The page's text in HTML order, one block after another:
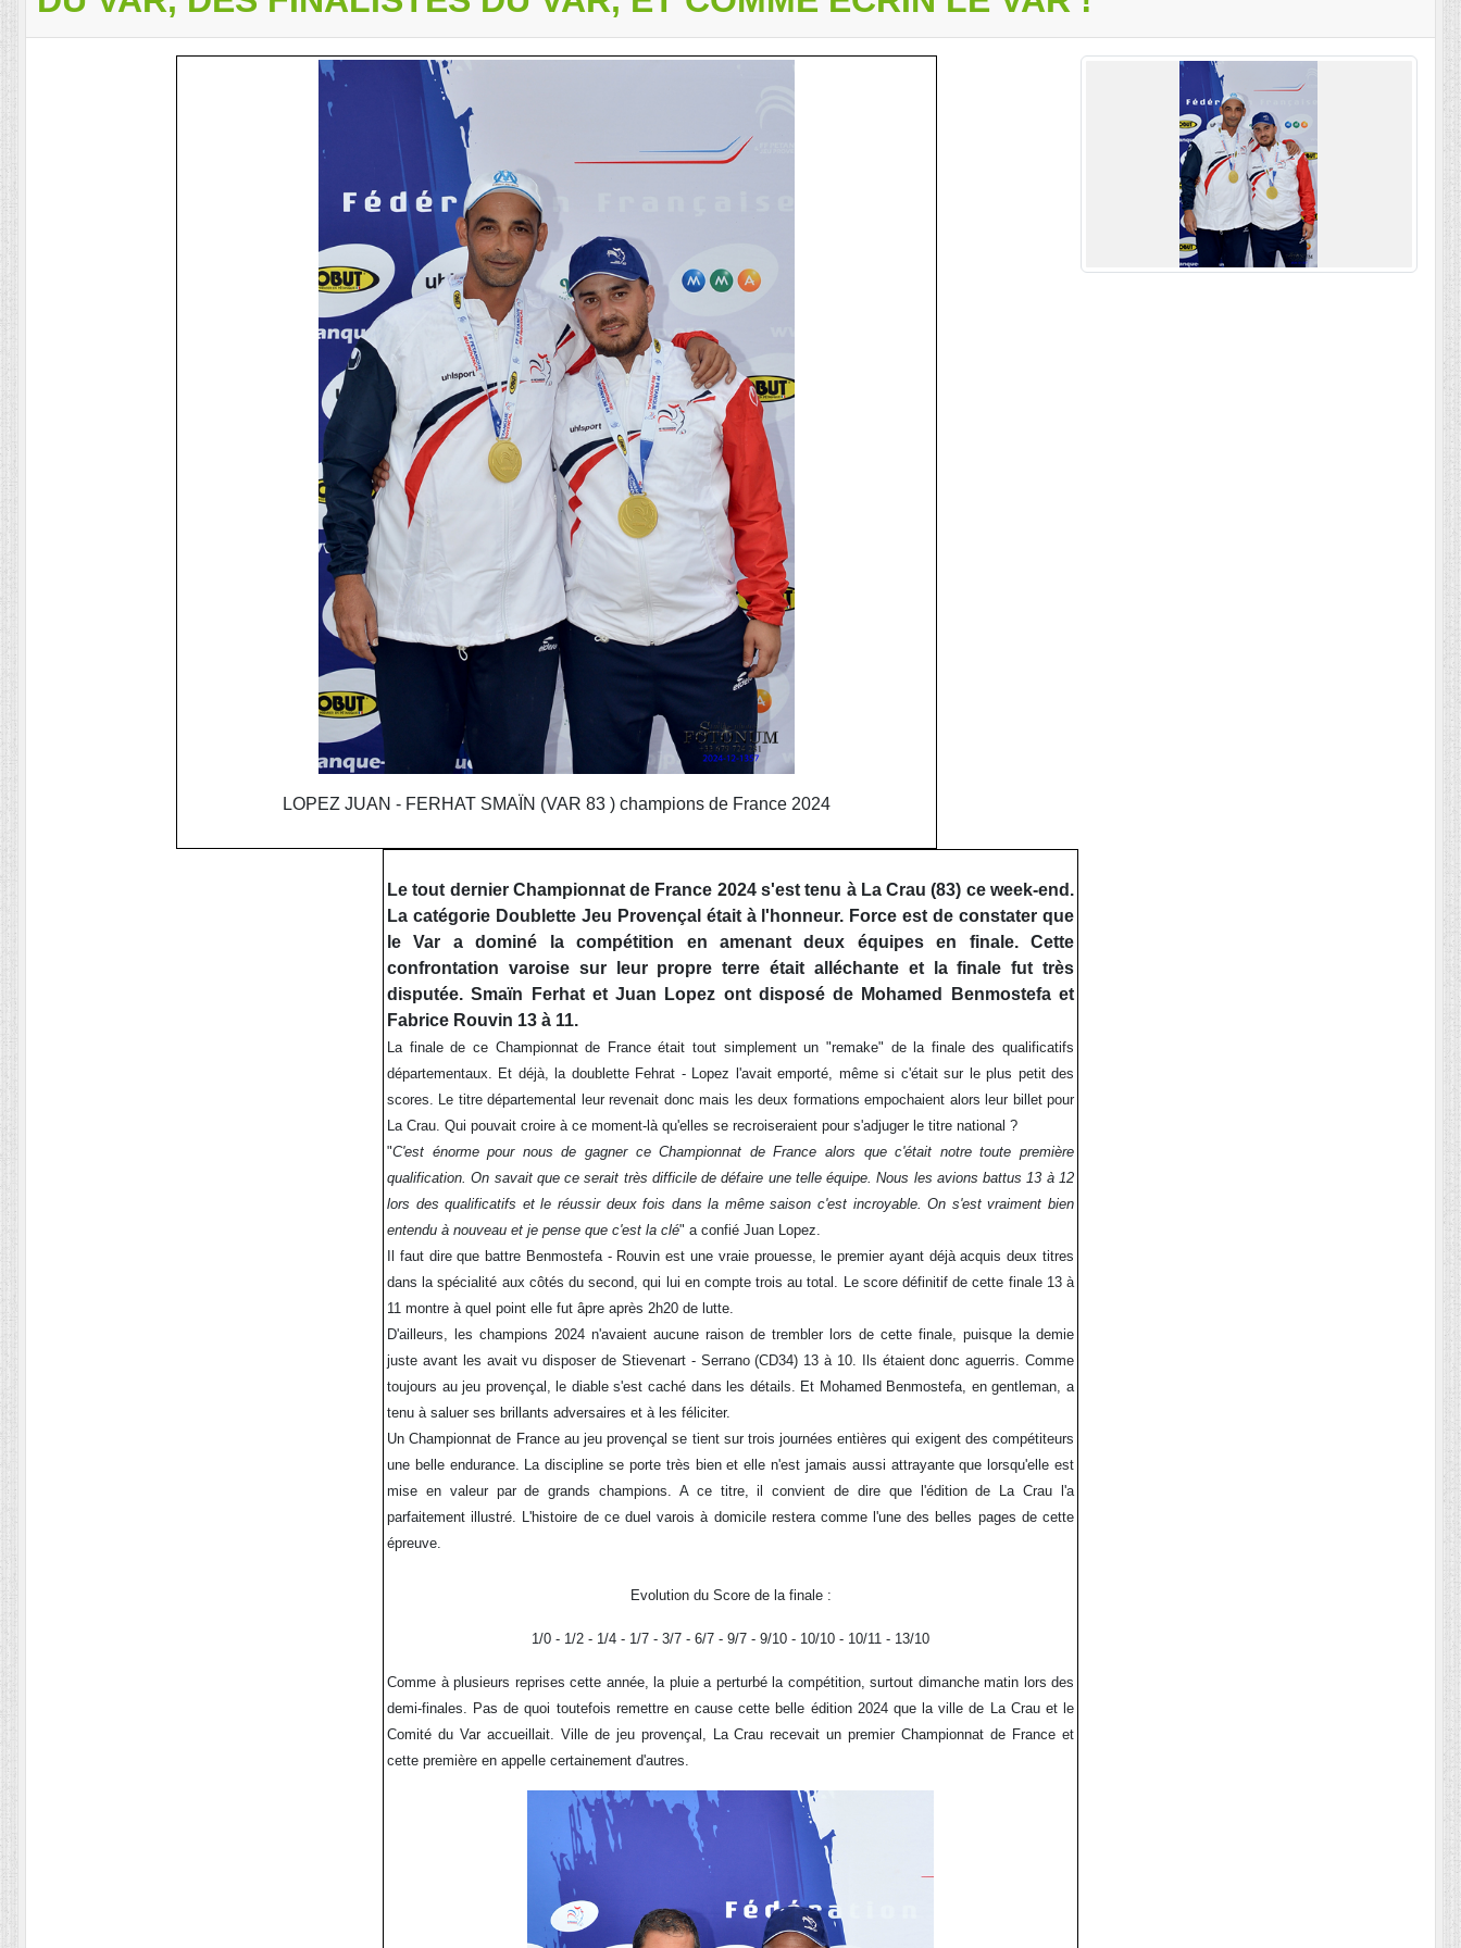
LOPEZ JUAN - FERHAT SMAÏN (VAR 83 ) champions de France 2024
Le tout dernier Championnat de France 2024 s'est tenu à La Crau (83) ce week-end.
La catégorie Doublette Jeu Provençal était à l'honneur. Force est de constater que
le Var a dominé la compétition en amenant deux équipes en finale. Cette
confrontation varoise sur leur propre terre était alléchante et la finale fut très
disputée. Smaïn Ferhat et Juan Lopez ont disposé de Mohamed Benmostefa et
Fabrice Rouvin 13 à 11.
La finale de ce Championnat de France était tout simplement un "remake" de la finale des qualificatifs
départementaux. Et déjà, la doublette Fehrat - Lopez l'avait emporté, même si c'était sur le plus petit des
scores. Le titre départemental leur revenait donc mais les deux formations empochaient alors leur billet pour
La Crau. Qui pouvait croire à ce moment-là qu'elles se recroiseraient pour s'adjuger le titre national ?
"C'est énorme pour nous de gagner ce Championnat de France alors que c'était notre toute première
qualification. On savait que ce serait très difficile de défaire une telle équipe. Nous les avions battus 13 à 12
lors des qualificatifs et le réussir deux fois dans la même saison c'est incroyable. On s'est vraiment bien
entendu à nouveau et je pense que c'est la clé" a confié Juan Lopez.
Il faut dire que battre Benmostefa - Rouvin est une vraie prouesse, le premier ayant déjà acquis deux titres
dans la spécialité aux côtés du second, qui lui en compte trois au total. Le score définitif de cette finale 13 à
11 montre à quel point elle fut âpre après 2h20 de lutte.
D'ailleurs, les champions 2024 n'avaient aucune raison de trembler lors de cette finale, puisque la demie
juste avant les avait vu disposer de Stievenart - Serrano (CD34) 13 à 10. Ils étaient donc aguerris. Comme
toujours au jeu provençal, le diable s'est caché dans les détails. Et Mohamed Benmostefa, en gentleman, a
tenu à saluer ses brillants adversaires et à les féliciter.
Un Championnat de France au jeu provençal se tient sur trois journées entières qui exigent des compétiteurs
une belle endurance. La discipline se porte très bien et elle n'est jamais aussi attrayante que lorsqu'elle est
mise en valeur par de grands champions. A ce titre, il convient de dire que l'édition de La Crau l'a
parfaitement illustré. L'histoire de ce duel varois à domicile restera comme l'une des belles pages de cette
épreuve.
Evolution du Score de la finale :
1/0 - 1/2 - 1/4 - 1/7 - 3/7 - 6/7 - 9/7 - 9/10 - 10/10 - 10/11 - 13/10
Comme à plusieurs reprises cette année, la pluie a perturbé la compétition, surtout dimanche matin lors des
demi-finales. Pas de quoi toutefois remettre en cause cette belle édition 2024 que la ville de La Crau et le
Comité du Var accueillait. Ville de jeu provençal, La Crau recevait un premier Championnat de France et
cette première en appelle certainement d'autres.